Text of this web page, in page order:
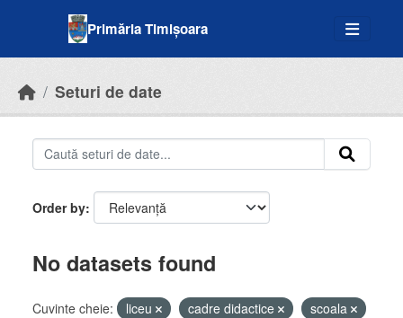
Primăria Timișoara
Seturi de date
Order by
No datasets found
Cuvinte cheie: liceu cadre didactice
scoala